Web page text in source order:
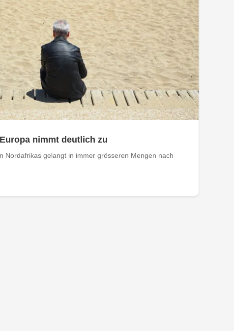
nimmt deutlich zu
Nordafrikas gelangt in immer grösseren Mengen nach